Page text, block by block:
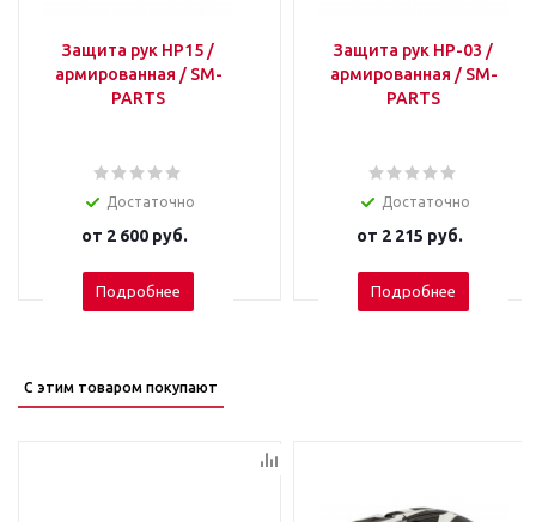
Защита рук HP15 /
армированная / SM-
PARTS
Достаточно
от 2 600 руб.
Подробнее
Защита рук HP-03 /
армированная / SM-
PARTS
Достаточно
от 2 215 руб.
Подробнее
С этим товаром покупают